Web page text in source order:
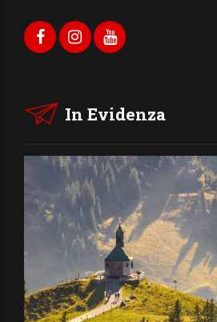
In Evidenza